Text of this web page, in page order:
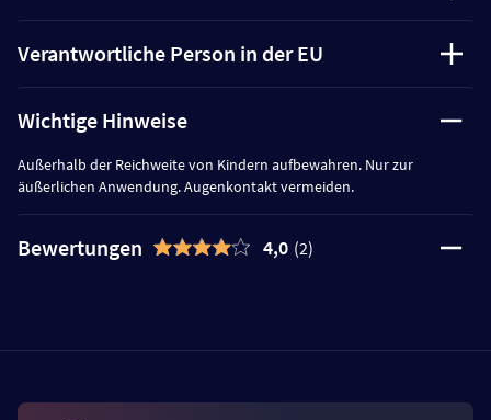
Verantwortliche Person in der EU
Wichtige Hinweise
Außerhalb der Reichweite von Kindern aufbewahren. Nur zur
äußerlichen Anwendung. Augenkontakt vermeiden.
Bewertungen 4,0 (2)